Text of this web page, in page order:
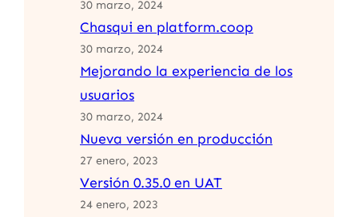
30 marzo, 2024
Chasqui en platform.coop
30 marzo, 2024
Mejorando la experiencia de los
usuarios
30 marzo, 2024
Nueva versión en producción
27 enero, 2023
Versión 0.35.0 en UAT
24 enero, 2023